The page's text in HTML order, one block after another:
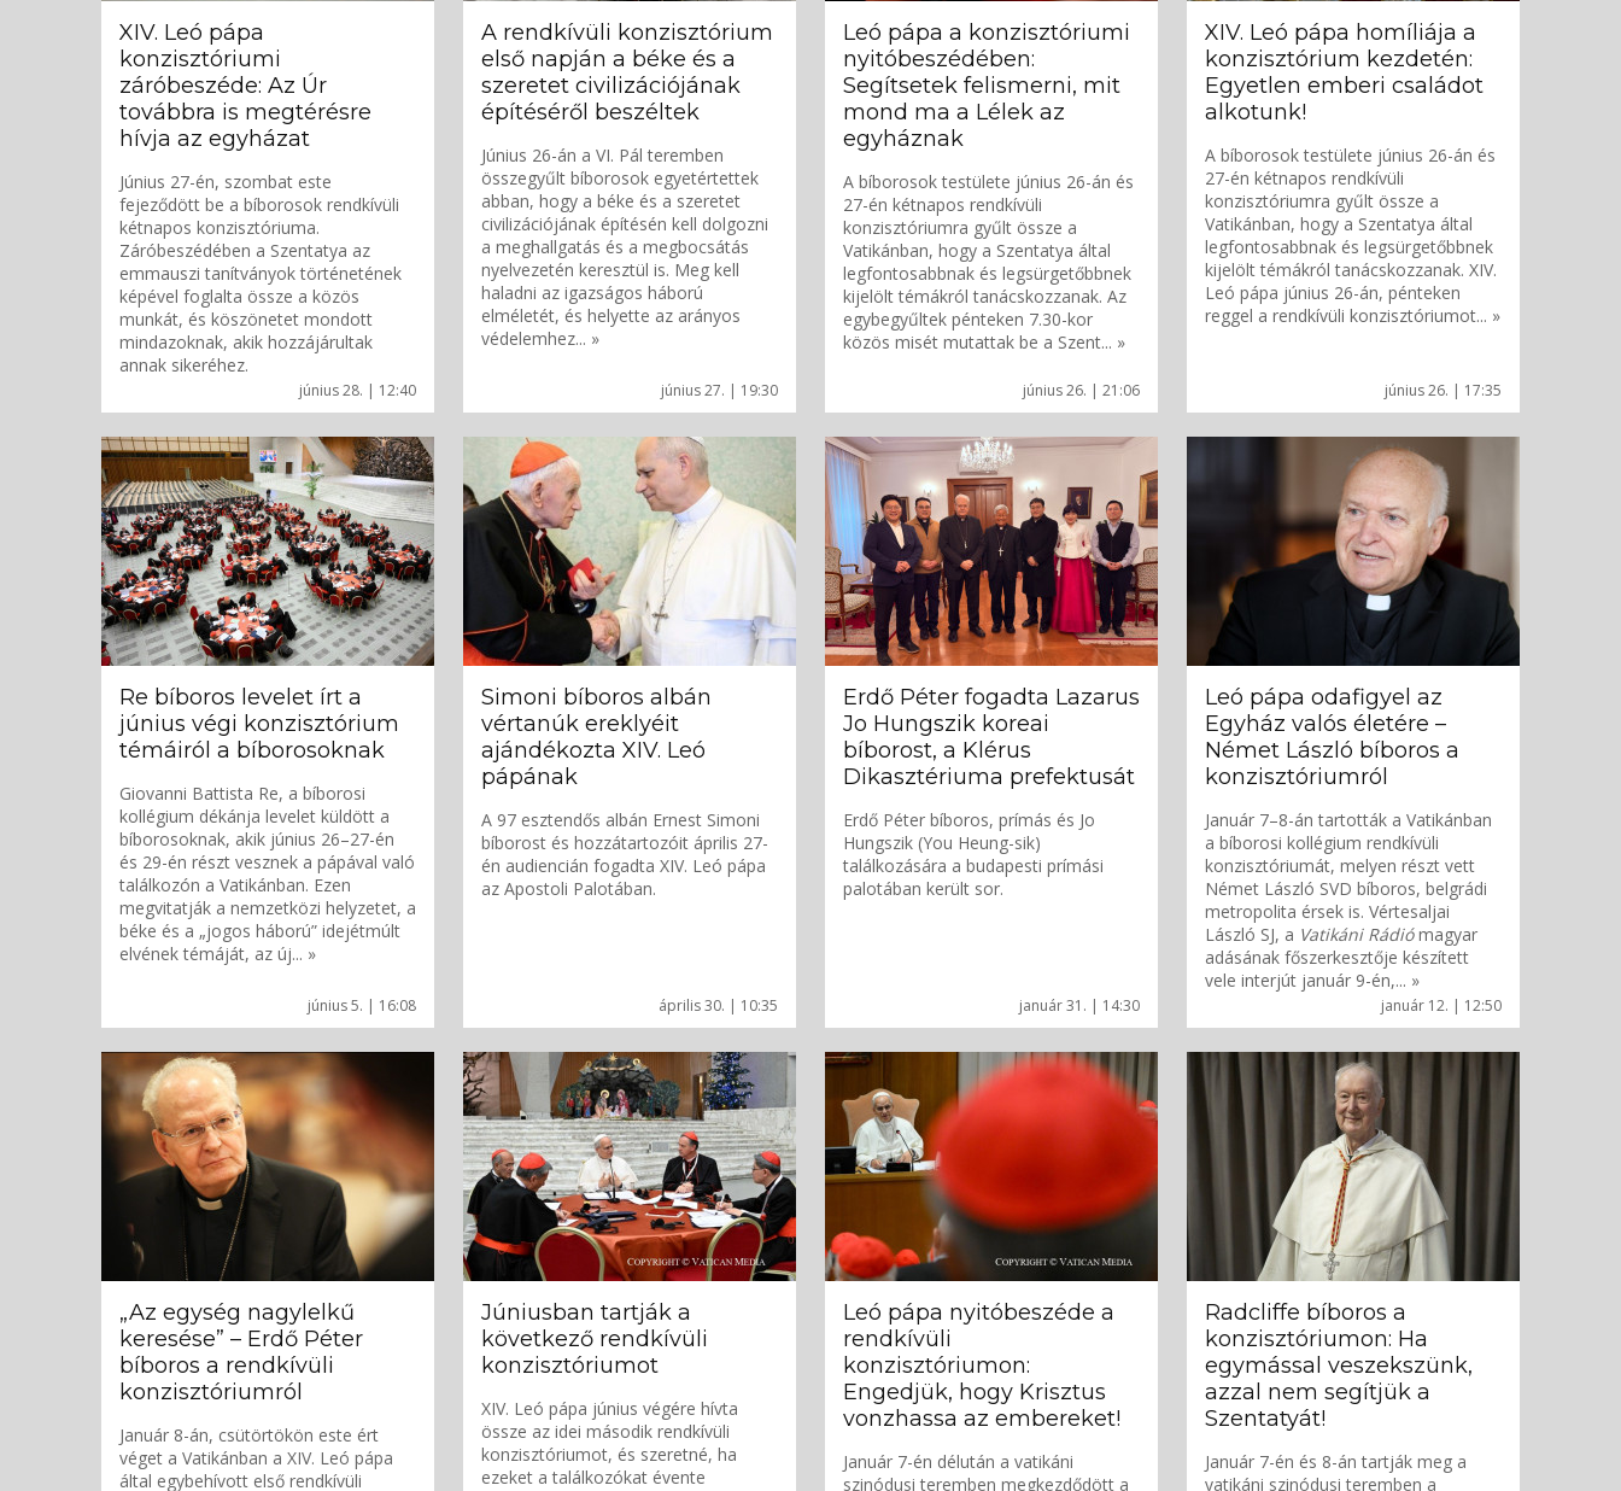
június 28. | 12:40
XIV. Leó pápa
konzisztóriumi
záróbeszéde: Az Úr
továbbra is megtérésre
hívja az egyházat
Június 27-én, szombat este
fejeződött be a bíborosok rendkívüli
kétnapos konzisztóriuma.
Záróbeszédében a Szentatya az
emmauszi tanítványok történetének
képével foglalta össze a közös
munkát, és köszönetet mondott
mindazoknak, akik hozzájárultak
annak sikeréhez.
június 27. | 19:30
A rendkívüli konzisztórium
első napján a béke és a
szeretet civilizációjának
építéséről beszéltek
Június 26-án a VI. Pál teremben
összegyűlt bíborosok egyetértettek
abban, hogy a béke és a szeretet
civilizációjának építésén kell dolgozni
a meghallgatás és a megbocsátás
nyelvezetén keresztül is. Meg kell
haladni az igazságos háború
elméletét, és helyette az arányos
védelemhez... »
június 26. | 21:06
Leó pápa a konzisztóriumi
nyitóbeszédében:
Segítsetek felismerni, mit
mond ma a Lélek az
egyháznak
A bíborosok testülete június 26-án és
27-én kétnapos rendkívüli
konzisztóriumra gyűlt össze a
Vatikánban, hogy a Szentatya által
legfontosabbnak és legsürgetőbbnek
kijelölt témákról tanácskozzanak. Az
egybegyűltek pénteken 7.30-kor
közös misét mutattak be a Szent... »
június 26. | 17:35
XIV. Leó pápa homíliája a
konzisztórium kezdetén:
Egyetlen emberi családot
alkotunk!
A bíborosok testülete június 26-án és
27-én kétnapos rendkívüli
konzisztóriumra gyűlt össze a
Vatikánban, hogy a Szentatya által
legfontosabbnak és legsürgetőbbnek
kijelölt témákról tanácskozzanak. XIV.
Leó pápa június 26-án, pénteken
reggel a rendkívüli konzisztóriumot... »
június 5. | 16:08
Re bíboros levelet írt a
június végi konzisztórium
témáiról a bíborosoknak
Giovanni Battista Re, a bíborosi
kollégium dékánja levelet küldött a
bíborosoknak, akik június 26–27-én
és 29-én részt vesznek a pápával való
találkozón a Vatikánban. Ezen
megvitatják a nemzetközi helyzetet, a
béke és a „jogos háború” idejétmúlt
elvének témáját, az új... »
április 30. | 10:35
Simoni bíboros albán
vértanúk ereklyéit
ajándékozta XIV. Leó
pápának
A 97 esztendős albán Ernest Simoni
bíborost és hozzátartozóit április 27-
én audiencián fogadta XIV. Leó pápa
az Apostoli Palotában.
január 31. | 14:30
Erdő Péter fogadta Lazarus
Jo Hungszik koreai
bíborost, a Klérus
Dikasztériuma prefektusát
Erdő Péter bíboros, prímás és Jo
Hungszik (You Heung-sik)
találkozására a budapesti prímási
palotában került sor.
január 12. | 12:50
Leó pápa odafigyel az
Egyház valós életére –
Német László bíboros a
konzisztóriumról
Január 7–8-án tartották a Vatikánban
a bíborosi kollégium rendkívüli
konzisztóriumát, melyen részt vett
Német László SVD bíboros, belgrádi
metropolita érsek is. Vértesaljai
László SJ, a Vatikáni Rádiómagyar
adásának főszerkesztője készített
vele interjút január 9-én,... »
„Az egység nagylelkű
keresése” – Erdő Péter
bíboros a rendkívüli
konzisztóriumról
Január 8-án, csütörtökön este ért
véget a Vatikánban a XIV. Leó pápa
által egybehívott első rendkívüli
Júniusban tartják a
következő rendkívüli
konzisztóriumot
XIV. Leó pápa június végére hívta
össze az idei második rendkívüli
konzisztóriumot, és szeretné, ha
ezeket a találkozókat évente
Leó pápa nyitóbeszéde a
rendkívüli
konzisztóriumon:
Engedjük, hogy Krisztus
vonzhassa az embereket!
Január 7-én délután a vatikáni
szinódusi teremben megkezdődött a
Radcliffe bíboros a
konzisztóriumon: Ha
egymással veszekszünk,
azzal nem segítjük a
Szentatyát!
Január 7-én és 8-án tartják meg a
vatikáni szinódusi teremben a